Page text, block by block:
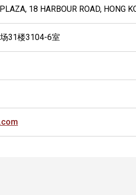
18 HARBOUR ROAD, HONG
31楼3104-6室